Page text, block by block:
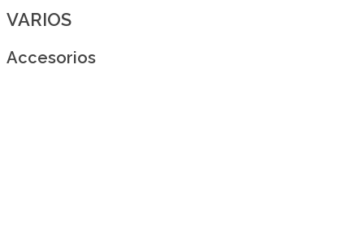
VARIOS
Accesorios